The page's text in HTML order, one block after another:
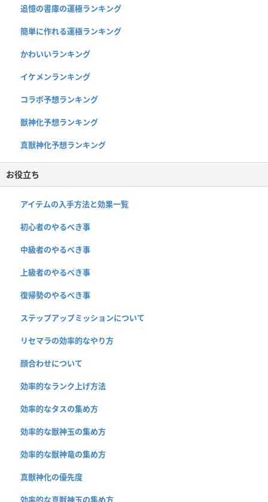
追憶の書庫の運極ランキング
簡単に作れる運極ランキング
かわいいランキング
イケメンランキング
コラボ予想ランキング
獣神化予想ランキング
真獣神化予想ランキング
お役立ち
アイテムの入手方法と効果一覧
初心者のやるべき事
中級者のやるべき事
上級者のやるべき事
復帰勢のやるべき事
ステップアップミッションについて
リセマラの効率的なやり方
顔合わせについて
効率的なランク上げ方法
効率的なタスの集め方
効率的な獣神玉の集め方
効率的な獣神竜の集め方
真獣神化の優先度
効率的な真獣神玉の集め方